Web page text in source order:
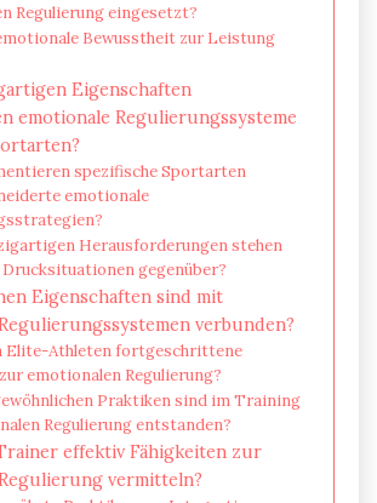
Regulierung eingesetzt?
Bewusstheit zur Leistung
Eigenschaften
emotionale Regulierungssysteme
spezifische Sportarten
emotionale
Herausforderungen stehen
gegenüber?
Eigenschaften sind mit
verbunden?
Elite-Athleten fortgeschrittene
emotionalen Regulierung?
Praktiken sind im Training
Regulierung entstanden?
effektiv Fähigkeiten zur
vermitteln?